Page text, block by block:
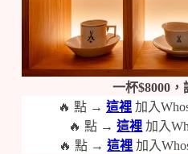
一杯$8000，
🔥 點 → 這裡加入
🔥 點 →這裡 加入
🔥 點 →這裡 加入